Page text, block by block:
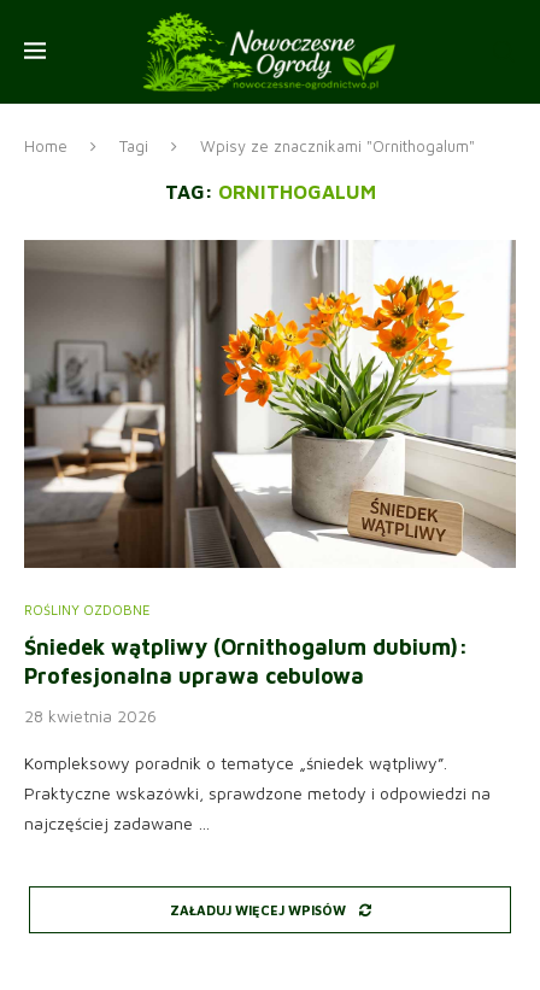
Home Tagi Wpisy ze znacznikami "Ornithogalum"
TAG: ORNITHOGALUM
ROŚLINY OZDOBNE
Śniedek wątpliwy (Ornithogalum dubium):
Profesjonalna uprawa cebulowa
28 kwietnia 2026
Kompleksowy poradnik o tematyce „śniedek wątpliwy”.
Praktyczne wskazówki, sprawdzone metody i odpowiedzi na
najczęściej zadawane …
ZAŁADUJ WIĘCEJ WPISÓW